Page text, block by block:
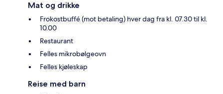
Mat og drikke
Frokostbuffé (mot betaling) hver dag fra kl. 07.30 til kl.
10.00
Restaurant
Felles mikrobølgeovn
Felles kjøleskap
Reise med barn